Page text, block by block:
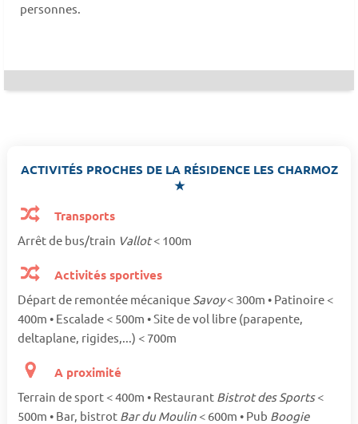
personnes.
ACTIVITÉS PROCHES DE LA RÉSIDENCE LES CHARMOZ
★
Transports
Arrêt de bus/train Vallot< 100m
Activités sportives
Départ de remontée mécanique Savoy< 300m • Patinoire <
400m • Escalade < 500m • Site de vol libre (parapente,
deltaplane, rigides,...) < 700m
A proximité
Terrain de sport < 400m • Restaurant Bistrot des Sports<
500m • Bar, bistrot Bar du Moulin < 600m • Pub Boogie